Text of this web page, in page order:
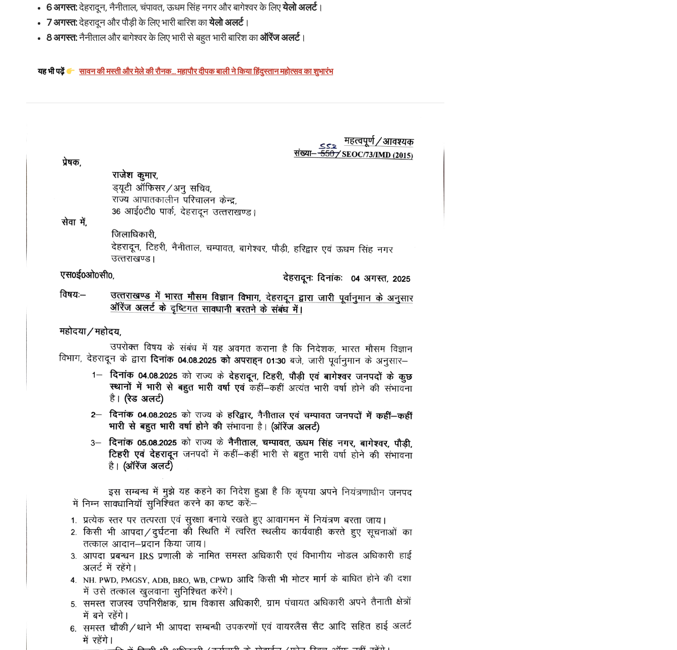
6 अगस्त:देहरादून, नैनीताल, चंपावत, ऊधम सिंह नगर और बागेश्वर के लिएयेलो अलर्ट।
7 अगस्त:देहरादून और पौड़ी के लिए भारी बारिश कायेलो अलर्ट।
8 अगस्त:नैनीताल और बागेश्वर के लिए भारी से बहुत भारी बारिश काऑरेंज अलर्ट।
यह भी पढ़ें सावन की मस्ती और मेले की रौनक... महापौर दीपक बाली ने किया हिंदुस्तान महोत्सव का शुभारंभ